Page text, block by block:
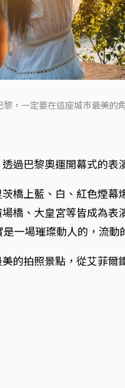
黎，一定要在這座城市最美的
過巴黎奧運開幕式的
橋上藍、白、紅色煙
橋、大皇宮等皆成為
一場璀璨動人的，流動
的拍照景點，從艾菲